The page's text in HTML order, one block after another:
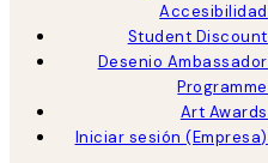
Accesibilidad
Student Discount
Desenio Ambassador
Programme
Art Awards
Iniciar sesión (Empresa)